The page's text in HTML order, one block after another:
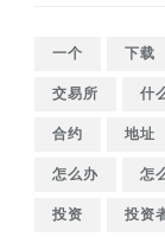
一个 下载
交易所
合约
地址
怎么办
投资
投资